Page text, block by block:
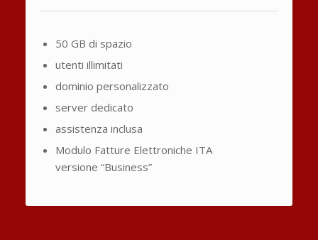
50 GB di spazio
utenti illimitati
dominio personalizzato
server dedicato
assistenza inclusa
Modulo Fatture Elettroniche ITA
versione “Business”